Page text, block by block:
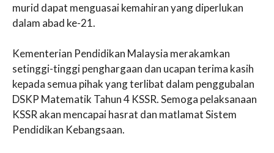
murid dapat menguasai kemahiran yang diperlukan
dalam abad ke-21.
Kementerian Pendidikan Malaysia merakamkan
setinggi-tinggi penghargaan dan ucapan terima kasih
kepada semua pihak yang terlibat dalam penggubalan
DSKP Matematik Tahun 4 KSSR. Semoga pelaksanaan
KSSR akan mencapai hasrat dan matlamat Sistem
Pendidikan Kebangsaan.